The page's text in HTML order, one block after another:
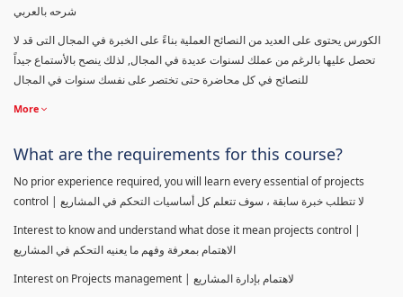
شرحه بالعربي
الكورس يحتوى على العديد من النصائح العملية بناءً على الخبرة في المجال التى قد لا
تحصل عليها بالرغم من عملك لسنوات عديدة في المجال, لذلك ينصح بالأستماع جيداً
للنصائح في كل محاضرة حتى تختصر على نفسك سنوات في المجال
More
What are the requirements for this course?
No prior experience required, you will learn every essential of projects
control | لا تتطلب خبرة سابقة ، سوف تتعلم كل أساسيات التحكم في المشاريع
Interest to know and understand what dose it mean projects control |
الاهتمام بمعرفة وفهم ما يعنيه التحكم في المشاريع
Interest on Projects management | لاهتمام بإدارة المشاريع